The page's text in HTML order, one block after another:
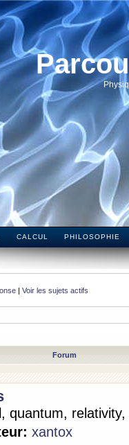
CALCUL PHILOSOPHIE
| Voir les sujets actifs
Forum
quantum,
xantox